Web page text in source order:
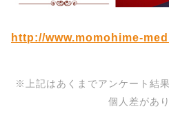
http://www.momohime-
※上記はあくまでアンケート結
個人差があり